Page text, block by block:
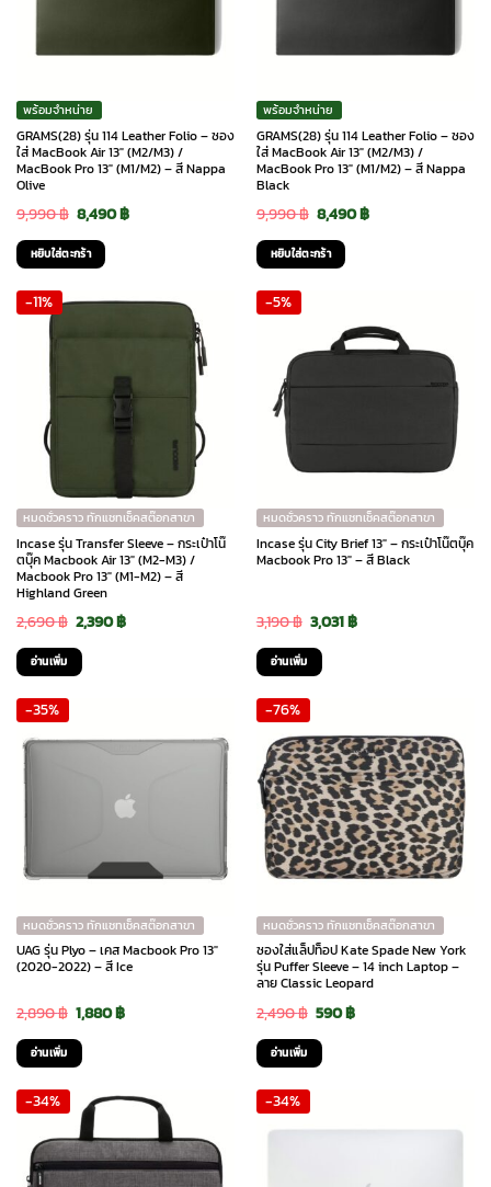
พร้อมจำหน่าย
GRAMS(28) รุ่น 114 Leather Folio – ซอง
ใส่ MacBook Air 13″ (M2/M3) /
MacBook Pro 13″ (M1/M2) – สี Nappa
Olive
9,990฿ Original
price
was:
9,990 ฿.
8,490฿Current
8,490 ฿.
หยิบใส่ตะกร้า
พร้อมจำหน่าย
GRAMS(28) รุ่น 114 Leather Folio – ซอง
ใส่ MacBook Air 13″ (M2/M3) /
MacBook Pro 13″ (M1/M2) – สี Nappa
Black
9,990฿ Original
price
was:
8,490฿Current
หยิบใส่ตะกร้า
-11%
หมดชั่วคราว ทักแชทเช็คสต๊อกสาขา
Incase รุ่น Transfer Sleeve – กระเป๋าโน๊
ตบุ๊ค Macbook Air 13″ (M2-M3) /
Macbook Pro 13″ (M1-M2) – สี
Highland Green
2,690฿ Original
price
was:
2,390฿Current
อ่านเพิ่ม
-5%
หมดชั่วคราว ทักแชทเช็คสต๊อกสาขา
Incase รุ่น City Brief 13″ – กระเป๋าโน๊ตบุ๊ค
Macbook Pro 13″ – สี Black
3,190฿ Original
price
was:
3,031฿Current
อ่านเพิ่ม
-35%
หมดชั่วคราว ทักแชทเช็คสต๊อกสาขา
UAG รุ่น Plyo – เคส Macbook Pro 13″
(2020-2022) – สี Ice
2,890฿ Original
price
was:
2,890 ฿.
1,880฿Current
1,880 ฿.
อ่านเพิ่ม
-76%
หมดชั่วคราว ทักแชทเช็คสต๊อกสาขา
ซองใส่แล็ปท็อป Kate Spade New York
รุ่น Puffer Sleeve – 14 inch Laptop –
ลาย Classic Leopard
2,490฿ Original
price
was:
590฿Current
อ่านเพิ่ม
-34% -34%